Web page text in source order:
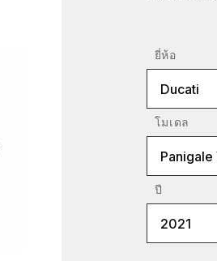
ยี่ห้อ
Ducati
โมเดล
Panigale
ปี
2021